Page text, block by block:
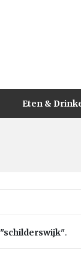
Eten &
"schilderswijk".